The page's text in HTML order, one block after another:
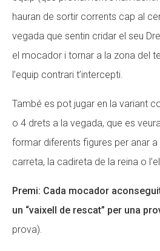
hauran de sortir corrents cap al
vegada que sentin cridar el seu
el mocador i tornar a la zona del
l’equip contrari t’intercepti.
També es pot jugar en la variant
o 4 drets a la vegada, que es
formar diferents figures per anar
carreta, la cadireta de la reina o
Premi: Cada mocador
un “vaixell de rescat” per una
prova).